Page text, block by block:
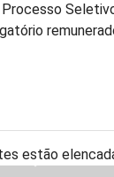
estão